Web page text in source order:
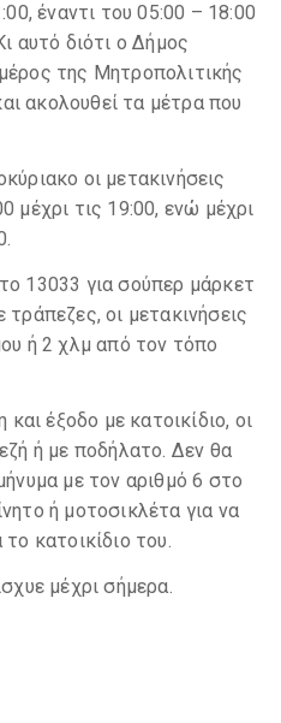
έναντι του 05:00 – 18:00
αυτό διότι ο Δήμος
της Μητροπολιτικής
ακολουθεί τα μέτρα που
οι μετακινήσεις
μέχρι τις 19:00, ενώ μέχρι
13033 για σούπερ μάρκετ
οι μετακινήσεις
ή 2 χλμ από τον τόπο
έξοδο με κατοικίδιο, οι
ή με ποδήλατο. Δεν θα
με τον αριθμό 6 στο
ή μοτοσικλέτα για να
κατοικίδιο του.
μέχρι σήμερα.